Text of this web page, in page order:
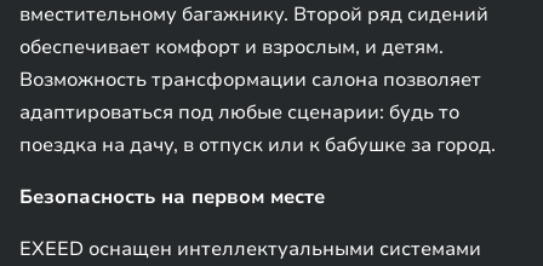
вместительному багажнику. Второй ряд сидений
обеспечивает комфорт и взрослым, и детям.
Возможность трансформации салона позволяет
адаптироваться под любые сценарии: будь то
поездка на дачу, в отпуск или к бабушке за город.
Безопасность на первом месте
EXEED оснащен интеллектуальными системами